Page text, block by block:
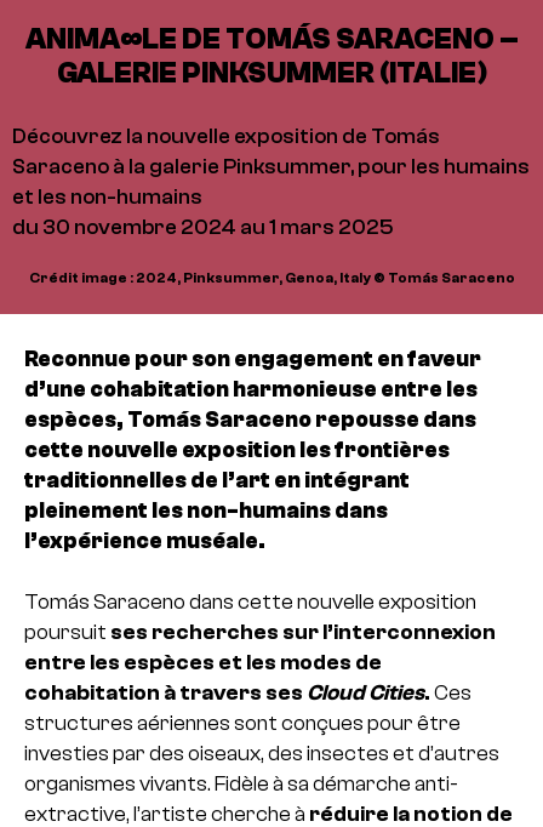
ANIMA∞LE DE TOMÁS SARACENO –
GALERIE PINKSUMMER (ITALIE)
Découvrez la nouvelle exposition de Tomás
Saraceno à la galerie Pinksummer, pour les humains
et les non-humains
du 30 novembre 2024 au 1 mars 2025
Crédit image : 2024, Pinksummer, Genoa, Italy © Tomás Saraceno
Reconnue pour son engagement en faveur
d’une cohabitation harmonieuse entre les
espèces, Tomás Saraceno repousse dans
cette nouvelle exposition les frontières
traditionnelles de l’art en intégrant
pleinement les non-humains dans
l’expérience muséale.
Tomás Saraceno dans cette nouvelle exposition
poursuit ses recherches sur l’interconnexion
entre les espèces et les modes de
cohabitation à travers ses Cloud Cities. Ces
structures aériennes sont conçues pour être
investies par des oiseaux, des insectes et d’autres
organismes vivants. Fidèle à sa démarche anti-
extractive, l’artiste cherche à réduire la notion de